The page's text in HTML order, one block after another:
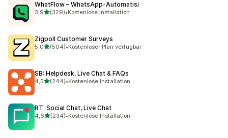
WhatFlow – WhatsApp‑Automatisi
3,9von 5 Sternen
(329)
329 Rezensionen insgesamt
•Kostenlose Installation
Zigpoll Customer Surveys
5,0von 5 Sternen
(504)
504 Rezensionen insgesamt
•Kostenloser Plan verfügbar
SB: Helpdesk, Live Chat & FAQs
4,5von 5 Sternen
(244)
244 Rezensionen insgesamt
•Kostenlose Installation
RT: Social Chat, Live Chat
4,6von 5 Sternen
(234)
234 Rezensionen insgesamt
•Kostenlose Installation